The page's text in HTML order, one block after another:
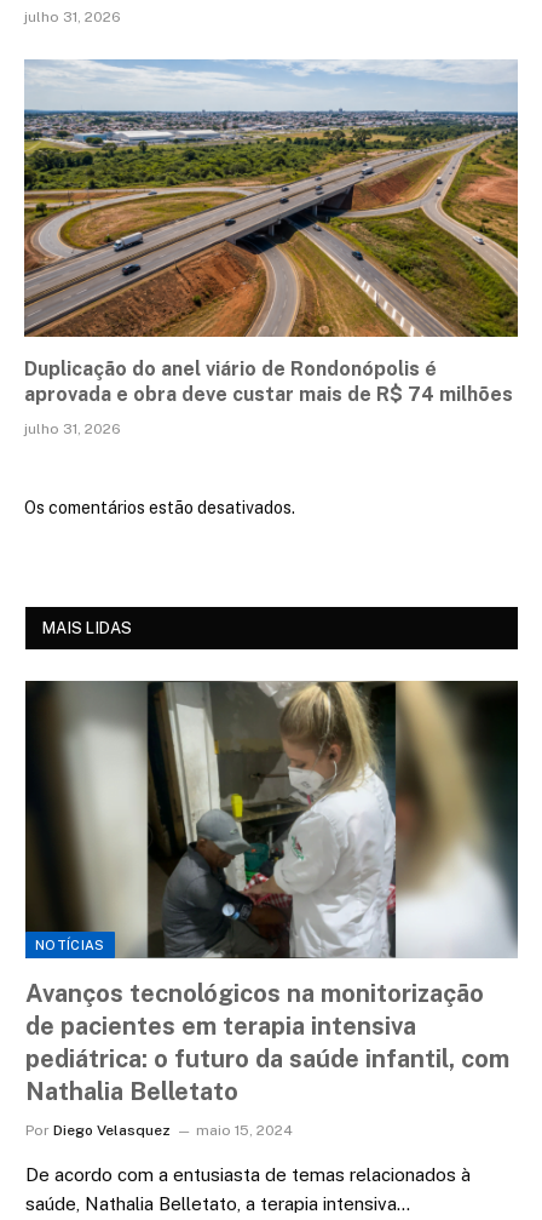
julho 31, 2026
Duplicação do anel viário de Rondonópolis é
aprovada e obra deve custar mais de R$ 74 milhões
julho 31, 2026
Os comentários estão desativados.
MAIS LIDAS
NOTÍCIAS
Avanços tecnológicos na monitorização
de pacientes em terapia intensiva
pediátrica: o futuro da saúde infantil, com
Nathalia Belletato
Por Diego Velasquez maio 15, 2024
De acordo com a entusiasta de temas relacionados à
saúde, Nathalia Belletato, a terapia intensiva…